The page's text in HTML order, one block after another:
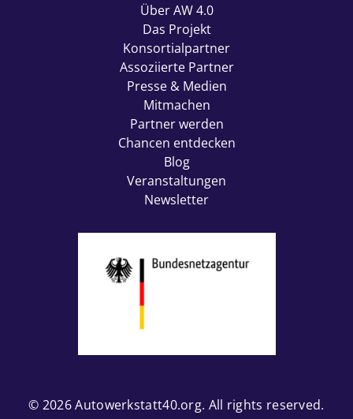
Über AW 4.0
Das Projekt
Konsortialpartner
Assoziierte Partner
Presse & Medien
Mitmachen
Partner werden
Chancen entdecken
Blog
Veranstaltungen
Newsletter
© 2026Autowerkstatt40.org. All rights reserved.